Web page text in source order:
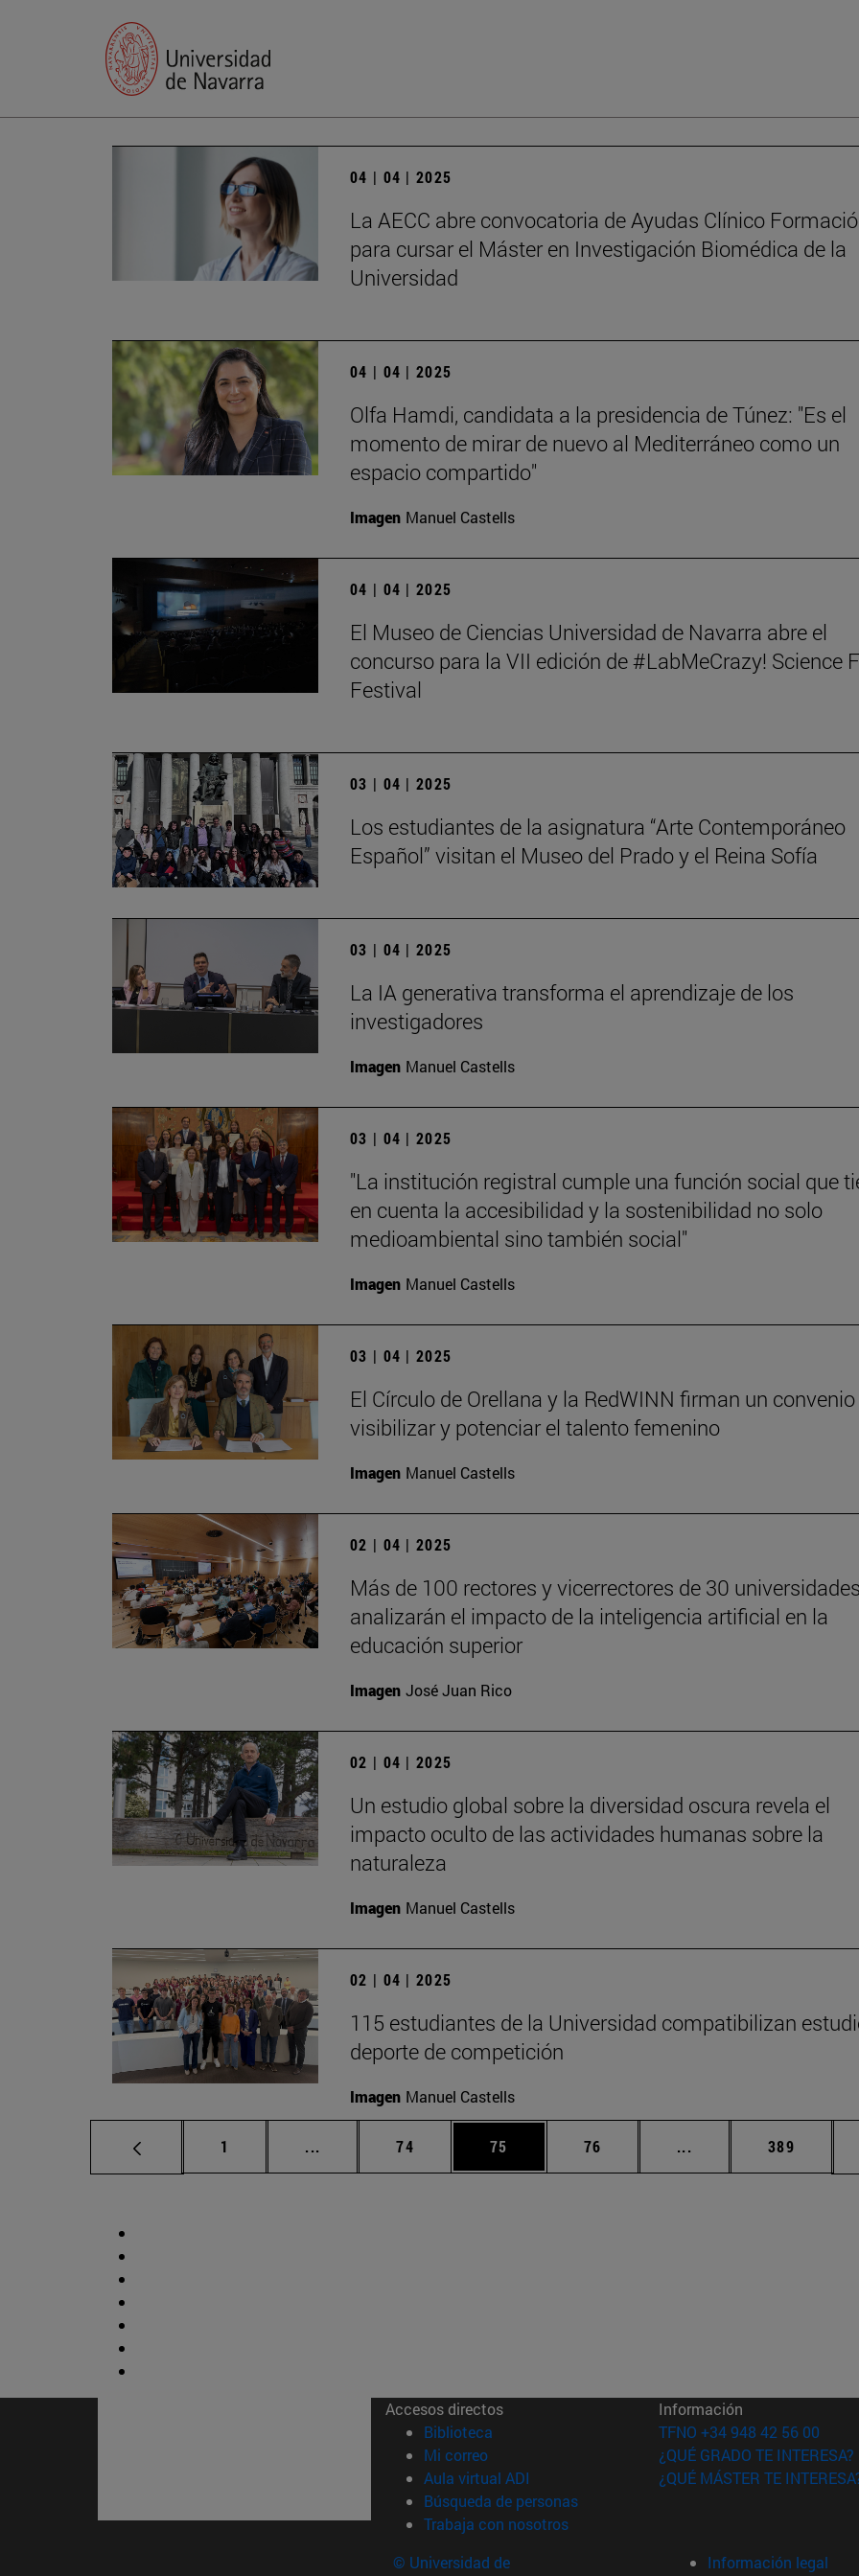
04 | 04 | 2025
La AECC abre convocatoria de Ayudas Clínico
para cursar el Máster en Investigación Biomédica de la
Universidad
04 | 04 | 2025
Olfa Hamdi, candidata a la presidencia de Túnez: "Es el
momento de mirar de nuevo al Mediterráneo como un
espacio compartido"
Imagen Manuel Castells
04 | 04 | 2025
El Museo de Ciencias Universidad de Navarra abre el
concurso para la VII edición de #LabMeCrazy! Science
Festival
03 | 04 | 2025
Los estudiantes de la asignatura “Arte Contemporáneo
Español” visitan el Museo del Prado y el Reina Sofía
03 | 04 | 2025
La IA generativa transforma el aprendizaje de los
investigadores
Imagen Manuel Castells
03 | 04 | 2025
"La institución registral cumple una función social que
en cuenta la accesibilidad y la sostenibilidad no solo
medioambiental sino también social"
Imagen Manuel Castells
03 | 04 | 2025
El Círculo de Orellana y la RedWINN firman un
visibilizar y potenciar el talento femenino
Imagen Manuel Castells
02 | 04 | 2025
Más de 100 rectores y vicerrectores de 30
analizarán el impacto de la inteligencia artificial en la
educación superior
Imagen José Juan Rico
02 | 04 | 2025
Un estudio global sobre la diversidad oscura revela el
impacto oculto de las actividades humanas sobre la
naturaleza
Imagen Manuel Castells
02 | 04 | 2025
115 estudiantes de la Universidad compatibilizan
deporte de competición
Imagen Manuel Castells
Página
1 ... Páginas intermedias Use TAB para desplazarse.
Página
74 Página
75 Página
76 ... Páginas intermedias
Página
389
Accesos directos
Biblioteca (abre en nueva ventana)
Mi correo(abre en nueva ventana)
Aula virtual ADI (abre en nueva ventana)
Búsqueda de personas(abre en nueva ventana)
Trabaja con nosotros(abre en nueva ventana)
Información
TFNO +34 948 42 56 00
¿QUÉ GRADO TE INTERESA?
¿QUÉ MÁSTER TE
© Universidad de
Información legal